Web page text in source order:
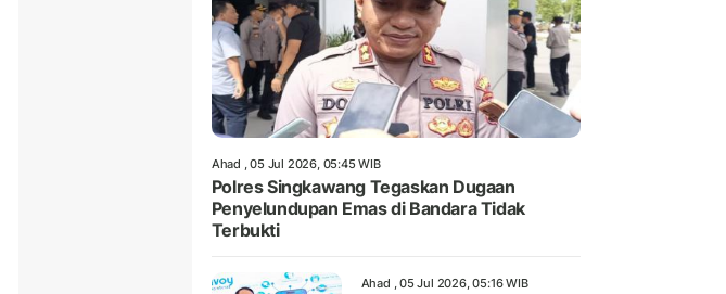
Ahad , 05 Jul 2026, 05:45 WIB
Polres Singkawang Tegaskan Dugaan
Penyelundupan Emas di Bandara Tidak
Terbukti
Ahad , 05 Jul 2026, 05:16 WIB